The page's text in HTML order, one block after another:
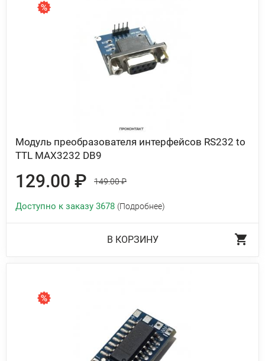
Модуль преобразователя интерфейсов RS232 to
TTL MAX3232 DB9
129.00 ₽ 149.00 ₽
Доступно к заказу 3678 (Подробнее)
В КОРЗИНУ